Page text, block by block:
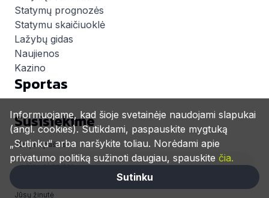
Statymų prognozės
Statymu skaičiuoklė
Lažybų gidas
Naujienos
Kazino
Sportas
Susisiekime
Jūsų el. paštas
Jūsų žinutė
Informuojame, kad šioje svetainėje naudojami slapukai
(angl. cookies). Sutikdami, paspauskite mygtuką
„Sutinku“ arba naršykite toliau. Norėdami apie
privatumo politiką sužinoti daugiau, spauskite čia.
Sutinku